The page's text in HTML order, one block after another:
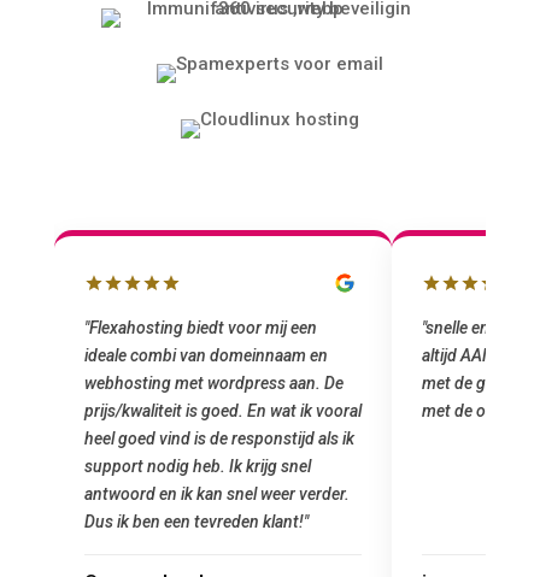
biedt voor mij een
combi van domeinnaam en
met wordpress aan. De
kwaliteit is goed. En wat ik vooral
goed vind is de responstijd als ik
nodig heb. Ik krijg snel
en ik kan snel weer verder.
ik ben een tevreden klant!"
"snelle en vriendelijke
altijd AAN (: fijne prijzen
met de grote jongens en
met de overstap!"